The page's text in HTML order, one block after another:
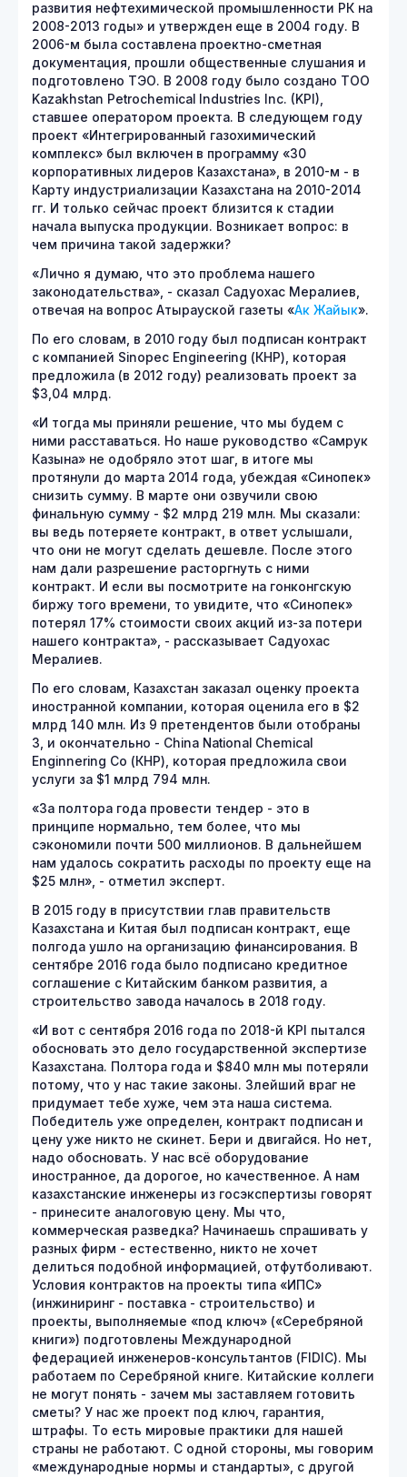
развития нефтехимической промышленности РК на
2008-2013 годы» и утвержден еще в 2004 году. В
2006-м была составлена проектно-сметная
документация, прошли общественные слушания и
подготовлено ТЭО. В 2008 году было создано ТОО
Kazakhstan Petrochemical Industries Inc. (KPI),
ставшее оператором проекта. В следующем году
проект «Интегрированный газохимический
комплекс» был включен в программу «30
корпоративных лидеров Казахстана», в 2010-м - в
Карту индустриализации Казахстана на 2010-2014
гг. И только сейчас проект близится к стадии
начала выпуска продукции. Возникает вопрос: в
чем причина такой задержки?
«Лично я думаю, что это проблема нашего
законодательства», - сказал Садуохас Мералиев,
отвечая на вопрос Атырауской газеты «Ак Жайык».
По его словам, в 2010 году был подписан контракт
с компанией Sinopec Engineering (КНР), которая
предложила (в 2012 году) реализовать проект за
$3,04 млрд.
«И тогда мы приняли решение, что мы будем с
ними расставаться. Но наше руководство «Самрук
Казына» не одобряло этот шаг, в итоге мы
протянули до марта 2014 года, убеждая «Синопек»
снизить сумму. В марте они озвучили свою
финальную сумму - $2 млрд 219 млн. Мы сказали:
вы ведь потеряете контракт, в ответ услышали,
что они не могут сделать дешевле. После этого
нам дали разрешение расторгнуть с ними
контракт. И если вы посмотрите на гонконгскую
биржу того времени, то увидите, что «Синопек»
потерял 17% стоимости своих акций из-за потери
нашего контракта», - рассказывает Садуохас
Мералиев.
По его словам, Казахстан заказал оценку проекта
иностранной компании, которая оценила его в $2
млрд 140 млн. Из 9 претендентов были отобраны
3, и окончательно - China National Chemical
Enginnering Co (КНР), которая предложила свои
услуги за $1 млрд 794 млн.
«За полтора года провести тендер - это в
принципе нормально, тем более, что мы
сэкономили почти 500 миллионов. В дальнейшем
нам удалось сократить расходы по проекту еще на
$25 млн», - отметил эксперт.
В 2015 году в присутствии глав правительств
Казахстана и Китая был подписан контракт, еще
полгода ушло на организацию финансирования. В
сентябре 2016 года было подписано кредитное
соглашение с Китайским банком развития, а
строительство завода началось в 2018 году.
«И вот с сентября 2016 года по 2018-й KPI пытался
обосновать это дело государственной экспертизе
Казахстана. Полтора года и $840 млн мы потеряли
потому, что у нас такие законы. Злейший враг не
придумает тебе хуже, чем эта наша система.
Победитель уже определен, контракт подписан и
цену уже никто не скинет. Бери и двигайся. Но нет,
надо обосновать. У нас всё оборудование
иностранное, да дорогое, но качественное. А нам
казахстанские инженеры из госэкспертизы говорят
- принесите аналоговую цену. Мы что,
коммерческая разведка? Начинаешь спрашивать у
разных фирм - естественно, никто не хочет
делиться подобной информацией, отфутболивают.
Условия контрактов на проекты типа «ИПС»
(инжиниринг - поставка - строительство) и
проекты, выполняемые «под ключ» («Серебряной
книги») подготовлены Международной
федерацией инженеров-консультантов (FIDIC). Мы
работаем по Серебряной книге. Китайские коллеги
не могут понять - зачем мы заставляем готовить
сметы? У нас же проект под ключ, гарантия,
штрафы. То есть мировые практики для нашей
страны не работают. С одной стороны, мы говорим
«международные нормы и стандарты», с другой